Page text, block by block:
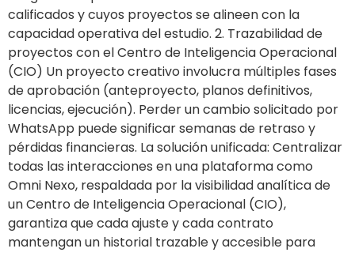
calificados y cuyos proyectos se alineen con la
capacidad operativa del estudio. 2. Trazabilidad de
proyectos con el Centro de Inteligencia Operacional
(CIO) Un proyecto creativo involucra múltiples fases
de aprobación (anteproyecto, planos definitivos,
licencias, ejecución). Perder un cambio solicitado por
WhatsApp puede significar semanas de retraso y
pérdidas financieras. La solución unificada: Centralizar
todas las interacciones en una plataforma como
Omni Nexo, respaldada por la visibilidad analítica de
un Centro de Inteligencia Operacional (CIO),
garantiza que cada ajuste y cada contrato
mantengan un historial trazable y accesible para